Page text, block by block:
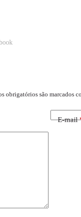
obrigatórios são marcados
E-mail